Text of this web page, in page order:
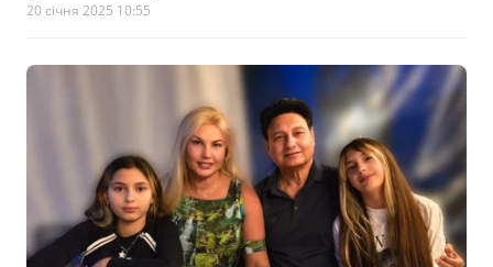
20 січня 2025 10:55